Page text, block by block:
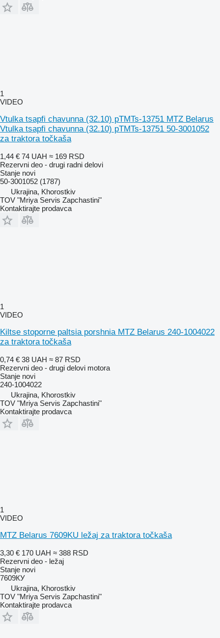
1
VIDEO
Vtulka tsapfi chavunna (32.10) pTMTs-13751 MTZ Belarus
Vtulka tsapfi chavunna (32.10) pTMTs-13751 50-3001052
za traktora točkaša
1,44 € 74 UAH ≈ 169 RSD
Rezervni deo - drugi radni delovi
Stanje novi
50-3001052 (1787)
Ukrajina, Khorostkiv
TOV "Mriya Servis Zapchastini"
Kontaktirajte prodavca
1
VIDEO
Kiltse stoporne paltsia porshnia MTZ Belarus 240-1004022
za traktora točkaša
0,74 € 38 UAH ≈ 87 RSD
Rezervni deo - drugi delovi motora
Stanje novi
240-1004022
Ukrajina, Khorostkiv
TOV "Mriya Servis Zapchastini"
Kontaktirajte prodavca
1
VIDEO
MTZ Belarus 7609KU ležaj za traktora točkaša
3,30 € 170 UAH ≈ 388 RSD
Rezervni deo - ležaj
Stanje novi
7609КУ
Ukrajina, Khorostkiv
TOV "Mriya Servis Zapchastini"
Kontaktirajte prodavca